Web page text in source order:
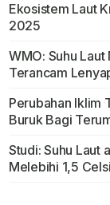
Ekosistem Laut
2025
WMO: Suhu
Terancam
Perubahan Iklim
Buruk Bagi
Studi: Suhu Laut
Melebihi 1,5